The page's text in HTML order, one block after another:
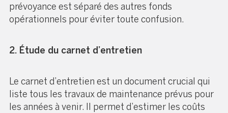
prévoyance est séparé des autres fonds
opérationnels pour éviter toute confusion.
2. Étude du carnet d’entretien
Le carnet d’entretien est un document crucial qui
liste tous les travaux de maintenance prévus pour
les années à venir. Il permet d’estimer les coûts